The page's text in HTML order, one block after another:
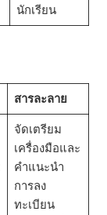
นักเรียน
สารละลาย
จัดเตรียม
เครื่องมือและ
คําแนะนํา
การลง
ทะเบียน